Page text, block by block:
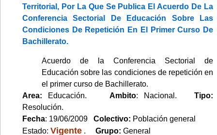
Territorial, Por La Que Se Publica El Acuerdo De La
Conferencia Sectorial De Educación Sobre Las
Condiciones De Repetición En El Primer Curso De
Bachillerato.
Acuerdo de la Conferencia Sectorial de
Educación sobre las condiciones de repetición en
el primer curso de Bachillerato.
Area: Educación.Ambito: Nacional.Tipo:
Resolución.
Fecha: 19/06/2009 Colectivo: Población general
Estado: Vigente . Grupo: General